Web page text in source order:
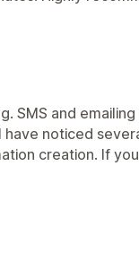
SMS and
have noticed
creation. If